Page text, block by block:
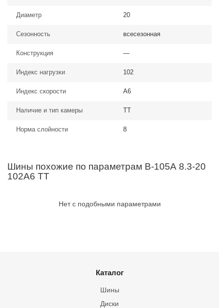
Диаметр 20
Сезонность всесезонная
Конструкция —
Индекс нагрузки 102
Индекс скорости A6
Наличие и тип камеры TT
Норма слойности 8
Шины похожие по параметрам В-105А 8.3-20
102A6 TT
Нет с подобными параметрами
Каталог
Шины
Диски